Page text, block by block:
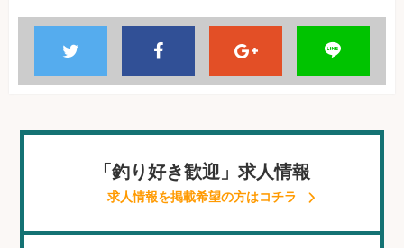
「釣り好き歓迎」求人情報
求人情報を掲載希望の方はコチラ